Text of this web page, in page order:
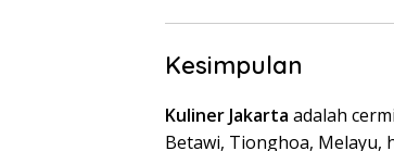
Kesimpulan
Kuliner Jakarta adalah
Betawi, Tionghoa, Melayu,